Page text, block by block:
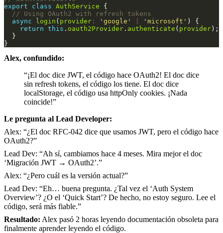
export
class AuthService
async
login ( provider : 'google' 'microsoft'
return this . oauth2Provider . authenticate ( provider
Alex, confundido:
“¡El doc dice JWT, el código hace OAuth2! El doc dice
sin refresh tokens, el código los tiene. El doc dice
localStorage, el código usa httpOnly cookies. ¡Nada
coincide!”
Le pregunta al Lead Developer:
Alex: “¿El doc RFC-042 dice que usamos JWT, pero el código hace
OAuth2?”
Lead Dev: “Ah sí, cambiamos hace 4 meses. Mira mejor el doc
‘Migración JWT → OAuth2’.”
Alex: “¿Pero cuál es la versión actual?”
Lead Dev: “Eh… buena pregunta. ¿Tal vez el ‘Auth System
Overview’? ¿O el ‘Quick Start’? De hecho, no estoy seguro. Lee el
código, será más fiable.”
Resultado: Alex pasó 2 horas leyendo documentación obsoleta para
finalmente aprender leyendo el código.